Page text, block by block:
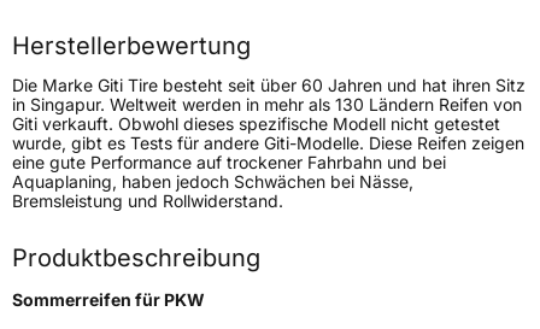
Höchstlast775 kg
Generelle Merkmale
Fahrzeugtyp PKW
VerwendungSommerreifen
ModellnameGitiSynergy H2 Plus
Fahrzeugart
PKW & SUV
Herstellerbewertung
Die Marke Giti Tire besteht seit über 60 Jahren und hat ihren Sitz
in Singapur. Weltweit werden in mehr als 130 Ländern Reifen von
Giti verkauft. Obwohl dieses spezifische Modell nicht getestet
wurde, gibt es Tests für andere Giti-Modelle. Diese Reifen zeigen
eine gute Performance auf trockener Fahrbahn und bei
Aquaplaning, haben jedoch Schwächen bei Nässe,
Bremsleistung und Rollwiderstand.
Produktbeschreibung
Sommerreifen für PKW